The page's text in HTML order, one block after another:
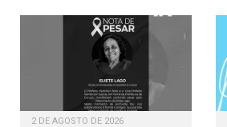
2 DE AGOSTO DE 2026